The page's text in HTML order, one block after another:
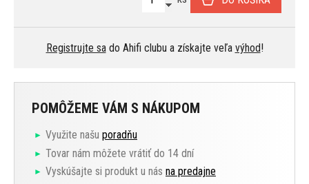
Registrujte sado Ahifi clubu a získajte veľa výhod!
POMÔŽEME VÁM S NÁKUPOM
Využite našu poradňu
Tovar nám môžete vrátiť do 14 dní
Vyskúšajte si produkt u nás na predajne